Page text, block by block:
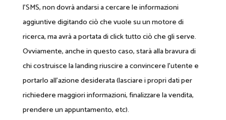
l’SMS, non dovrà andarsi a cercare le informazioni
aggiuntive digitando ciò che vuole su un motore di
ricerca, ma avrà a portata di click tutto ciò che gli serve.
Ovviamente, anche in questo caso, starà alla bravura di
chi costruisce la landing riuscire a convincere l’utente e
portarlo all’azione desiderata (lasciare i propri dati per
richiedere maggiori informazioni, finalizzare la vendita,
prendere un appuntamento, etc).